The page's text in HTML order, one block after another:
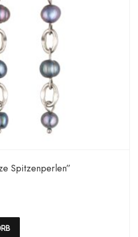
Spitzenperlen”